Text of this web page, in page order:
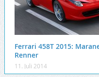
Ferrari 458T 2015:
Renner
11. Juli 2014